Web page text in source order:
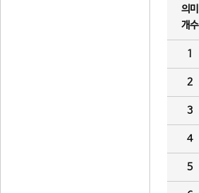
의미
개수
1
2
3
4
5